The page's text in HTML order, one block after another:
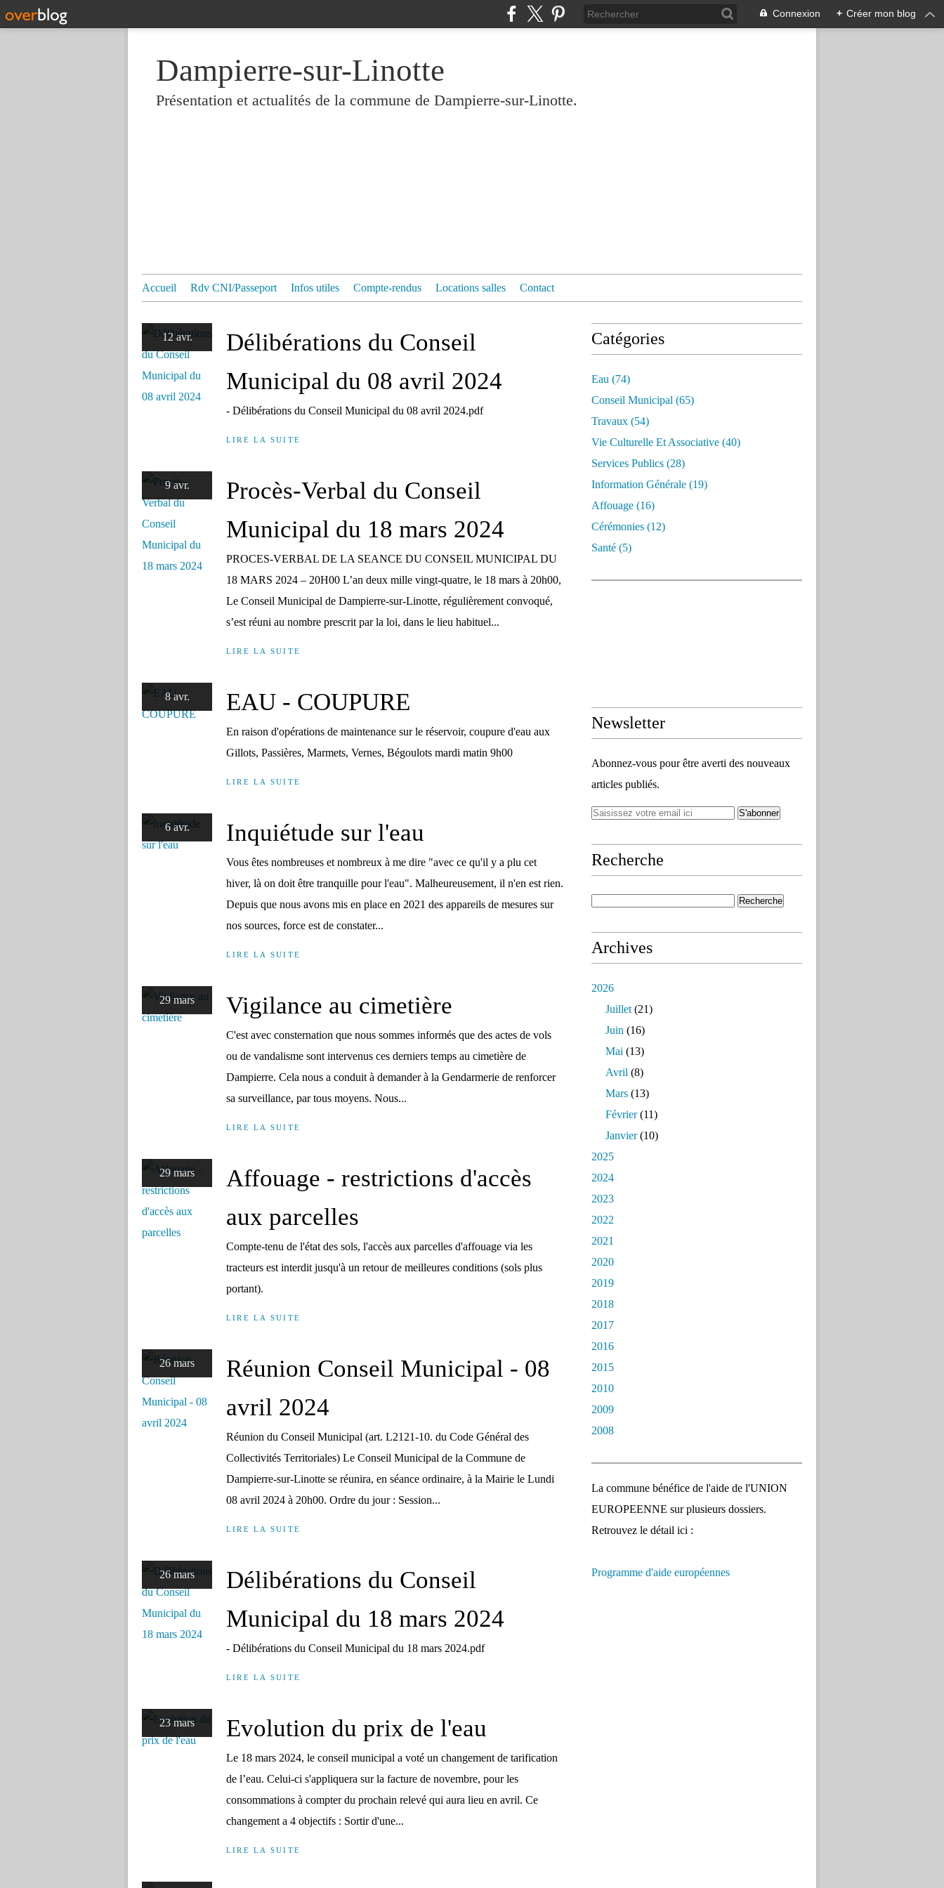
Connexion + Créer mon blog
Dampierre-sur-Linotte
Présentation et actualités de la commune de Dampierre-sur-Linotte.
Accueil Rdv CNI/Passeport Infos utiles Compte-rendus Locations salles Contact
12 avr.
Délibérations du Conseil
Municipal du 08 avril 2024
- Délibérations du Conseil Municipal du 08 avril 2024.pdf
LIRE LA SUITE
9 avr.
Procès-Verbal du Conseil
Municipal du 18 mars 2024
PROCES-VERBAL DE LA SEANCE DU CONSEIL MUNICIPAL DU
18 MARS 2024 – 20H00 L’an deux mille vingt-quatre, le 18 mars à 20h00,
Le Conseil Municipal de Dampierre-sur-Linotte, régulièrement convoqué,
s’est réuni au nombre prescrit par la loi, dans le lieu habituel...
LIRE LA SUITE
8 avr. EAU - COUPURE
En raison d'opérations de maintenance sur le réservoir, coupure d'eau aux
Gillots, Passières, Marmets, Vernes, Bégoulots mardi matin 9h00
LIRE LA SUITE
6 avr. Inquiétude sur l'eau
Vous êtes nombreuses et nombreux à me dire "avec ce qu'il y a plu cet
hiver, là on doit être tranquille pour l'eau". Malheureusement, il n'en est rien.
Depuis que nous avons mis en place en 2021 des appareils de mesures sur
nos sources, force est de constater...
LIRE LA SUITE
29 mars Vigilance au cimetière
C'est avec consternation que nous sommes informés que des actes de vols
ou de vandalisme sont intervenus ces derniers temps au cimetière de
Dampierre. Cela nous a conduit à demander à la Gendarmerie de renforcer
sa surveillance, par tous moyens. Nous...
LIRE LA SUITE
29 mars
Affouage - restrictions d'accès
aux parcelles
Compte-tenu de l'état des sols, l'accès aux parcelles d'affouage via les
tracteurs est interdit jusqu'à un retour de meilleures conditions (sols plus
portant).
LIRE LA SUITE
26 mars
Réunion Conseil Municipal - 08
avril 2024
Réunion du Conseil Municipal (art. L2121-10. du Code Général des
Collectivités Territoriales) Le Conseil Municipal de la Commune de
Dampierre-sur-Linotte se réunira, en séance ordinaire, à la Mairie le Lundi
08 avril 2024 à 20h00. Ordre du jour : Session...
LIRE LA SUITE
26 mars
Délibérations du Conseil
Municipal du 18 mars 2024
- Délibérations du Conseil Municipal du 18 mars 2024.pdf
LIRE LA SUITE
23 mars Evolution du prix de l'eau
Le 18 mars 2024, le conseil municipal a voté un changement de tarification
de l’eau. Celui-ci s'appliquera sur la facture de novembre, pour les
consommations à compter du prochain relevé qui aura lieu en avril. Ce
changement a 4 objectifs : Sortir d'une...
LIRE LA SUITE
Catégories
Eau (74)
Conseil Municipal (65)
Travaux (54)
Vie Culturelle Et Associative (40)
Services Publics (28)
Information Générale (19)
Affouage (16)
Cérémonies (12)
Santé (5)
Newsletter
Abonnez-vous pour être averti des nouveaux
articles publiés.
Recherche
Archives
2026
Juillet (21)
Juin (16)
Mai (13)
Avril (8)
Mars (13)
Février(11)
Janvier(10)
2025
2024
2023
2022
2021
2020
2019
2018
2017
2016
2015
2010
2009
2008
La commune bénéfice de l'aide de l'UNION
EUROPEENNE sur plusieurs dossiers.
Retrouvez le détail ici :
Programme d'aide européennes